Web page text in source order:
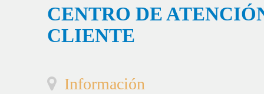
CENTRO DE
CLIENTE
Información